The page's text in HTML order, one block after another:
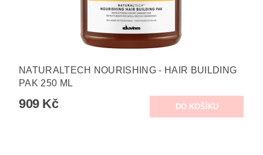
NATURALTECH NOURISHING - HAIR BUILDING
PAK 250 ML
909 Kč